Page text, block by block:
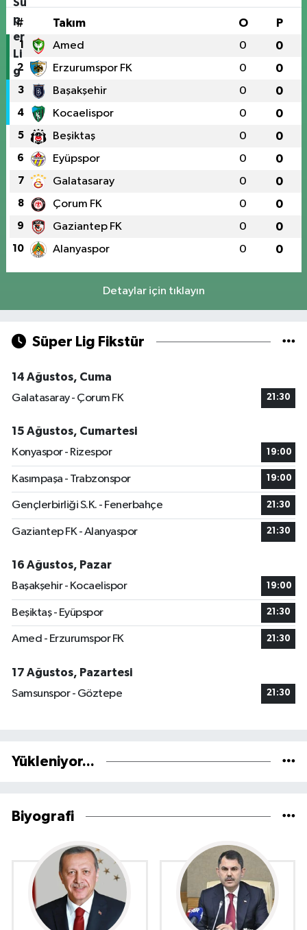
# Takım O P
1 Amed 0 0
2 Erzurumspor FK 0 0
3 Başakşehir 0 0
4 Kocaelispor 0 0
5 Beşiktaş 0 0
6 Eyüpspor 0 0
7 Galatasaray 0 0
8 Çorum FK 0 0
9 Gaziantep FK 0 0
10 Alanyaspor 0 0
Detaylar için tıklayın
Süper Lig Fikstür
14 Ağustos, Cuma
Galatasaray - Çorum FK
21:30
15 Ağustos, Cumartesi
Konyaspor - Rizespor
19:00
Kasımpaşa - Trabzonspor 19:00
Gençlerbirliği S.K. - Fenerbahçe 21:30
Gaziantep FK - Alanyaspor 21:30
16 Ağustos, Pazar
Başakşehir - Kocaelispor
19:00
Beşiktaş - Eyüpspor 21:30
Amed - Erzurumspor FK 21:30
17 Ağustos, Pazartesi
Samsunspor - Göztepe
21:30
Yükleniyor...
Biyografi